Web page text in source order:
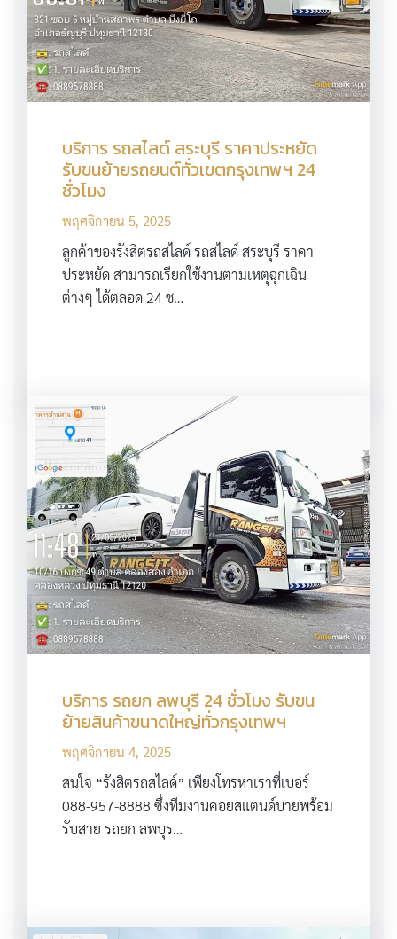
บริการ รถสไลด์ สระบุรี ราคาประหยัด
รับขนย้ายรถยนต์ทั่วเขตกรุงเทพฯ 24
ชั่วโมง
พฤศจิกายน 5, 2025
ลูกค้าของรังสิตรถสไลด์ รถสไลด์ สระบุรี ราคา
ประหยัด สามารถเรียกใช้งานตามเหตุฉุกเฉิน
ต่างๆ ได้ตลอด 24 ช…
บริการ รถยก ลพบุรี 24 ชั่วโมง รับขน
ย้ายสินค้าขนาดใหญ่ทั่วกรุงเทพฯ
พฤศจิกายน 4, 2025
สนใจ “รังสิตรถสไลด์” เพียงโทรหาเราที่เบอร์
088-957-8888 ซึ่งทีมงานคอยสแตนด์บายพร้อม
รับสาย รถยก ลพบุร…